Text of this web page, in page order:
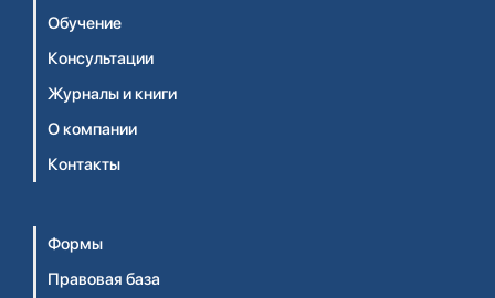
Обучение
Консультации
Журналы и книги
О компании
Контакты
Формы
Правовая база